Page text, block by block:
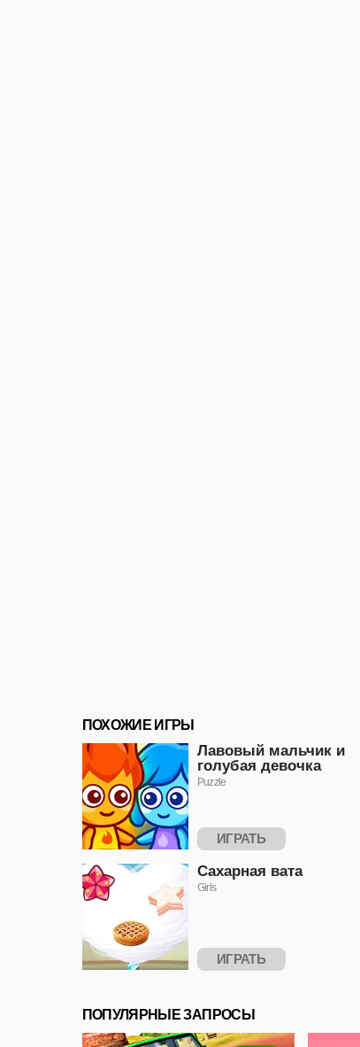
ПОХОЖИЕ ИГРЫ
Лавовый мальчик и
голубая девочка
Puzzle
ИГРАТЬ
Сахарная вата
Girls
ИГРАТЬ
ПОПУЛЯРНЫЕ ЗАПРОСЫ